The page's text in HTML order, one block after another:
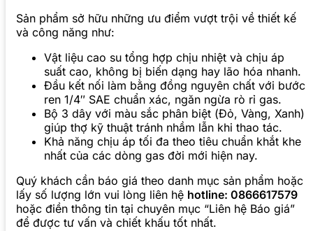
Sản phẩm sở hữu những ưu điểm vượt trội về thiết kế
và công năng như:
Vật liệu cao su tổng hợp chịu nhiệt và chịu áp
suất cao, không bị biến dạng hay lão hóa nhanh.
Đầu kết nối làm bằng đồng nguyên chất với bước
ren 1/4″ SAE chuẩn xác, ngăn ngừa rò rỉ gas.
Bộ 3 dây với màu sắc phân biệt (Đỏ, Vàng, Xanh)
giúp thợ kỹ thuật tránh nhầm lẫn khi thao tác.
Khả năng chịu áp tối đa theo tiêu chuẩn khắt khe
nhất của các dòng gas đời mới hiện nay.
Quý khách cần báo giá theo danh mục sản phẩm hoặc
lấy số lượng lớn vui lòng liên hệ hotline: 0866617579
hoặc điền thông tin tại chuyên mục “Liên hệ Báo giá”
để được tư vấn và chiết khấu tốt nhất.